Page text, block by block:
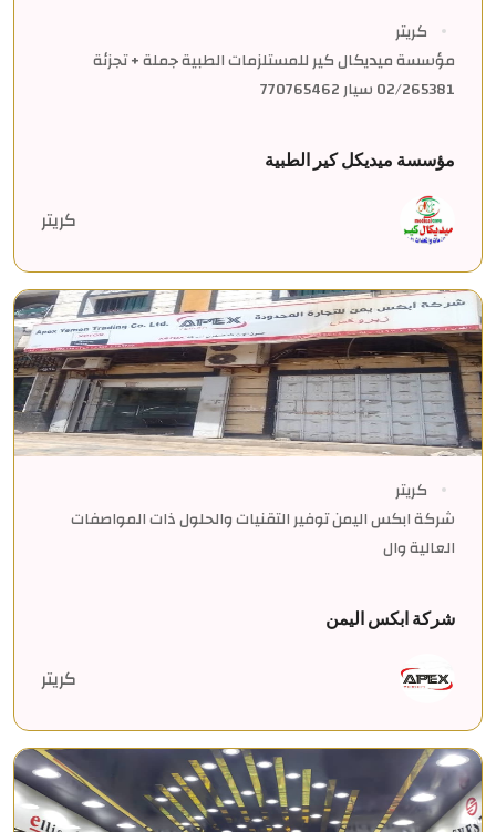
كريتر
مؤسسة ميديكال كير للمستلزمات الطبية جملة + تجزئة
02/265381 سيار 770765462
مؤسسة ميديكل كير الطبية
كريتر
كريتر
شركة ابكس اليمن توفير التقنيات والحلول ذات المواصفات
العالية وال
شركة ابكس اليمن
كريتر